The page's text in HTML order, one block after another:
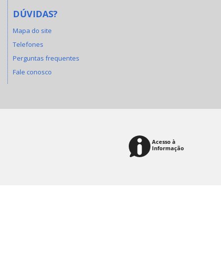
DÚVIDAS?
Mapa do site
Telefones
Perguntas frequentes
Fale conosco